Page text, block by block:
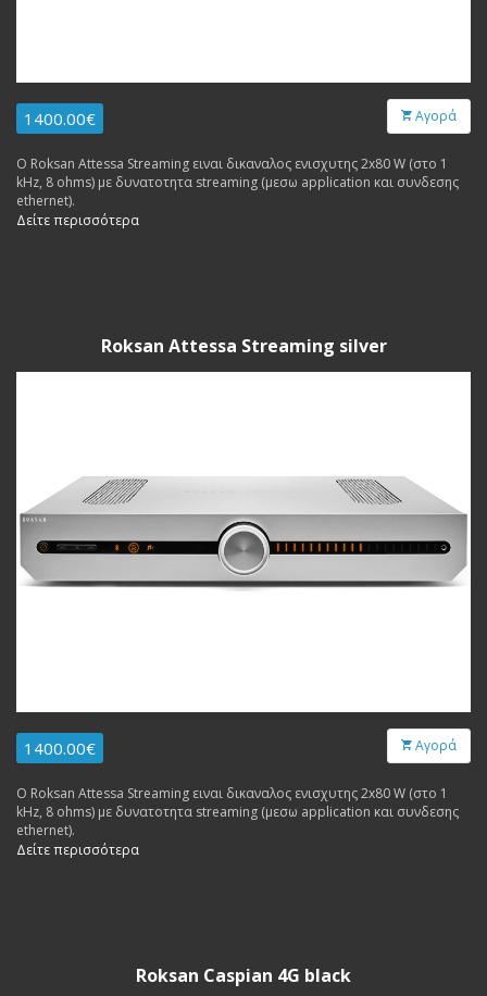
1400.00€ Αγορά
Ο Roksan Attessa Streaming ειναι δικαναλος ενισχυτης 2x80 W (στο 1
kHz, 8 ohms) με δυνατοτητα streaming (μεσω application και συνδεσης
ethernet).
Δείτε περισσότερα
Roksan Attessa Streaming silver
1400.00€ Αγορά
Ο Roksan Attessa Streaming ειναι δικαναλος ενισχυτης 2x80 W (στο 1
kHz, 8 ohms) με δυνατοτητα streaming (μεσω application και συνδεσης
ethernet).
Δείτε περισσότερα
Roksan Caspian 4G black